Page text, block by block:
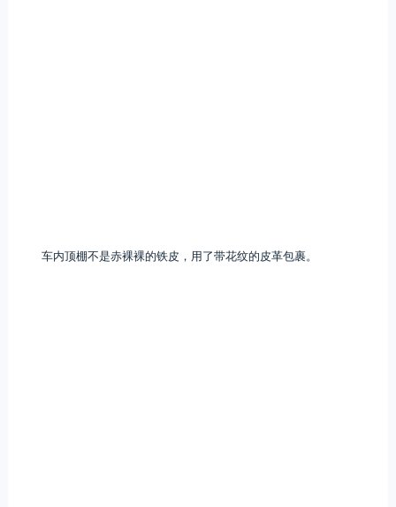
车内顶棚不是赤裸裸的铁皮，用了带花纹的皮革包裹。